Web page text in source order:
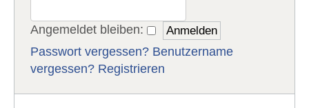
Angemeldet bleiben:
Passwort vergessen? Benutzername
vergessen? Registrieren